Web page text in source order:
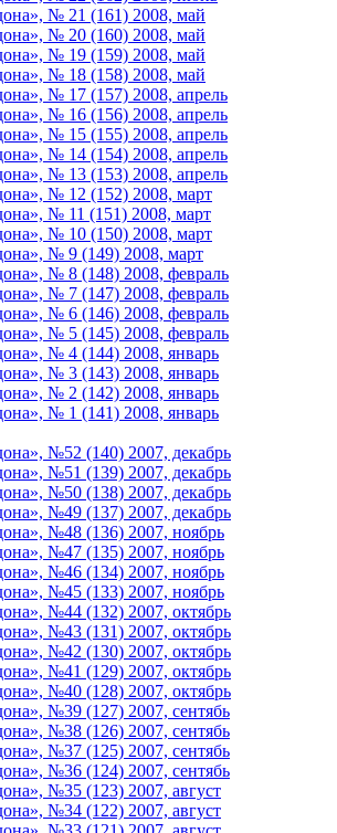
№ 21 (161) 2008, май
№ 20 (160) 2008, май
№ 19 (159) 2008, май
№ 18 (158) 2008, май
№ 17 (157) 2008, апрель
№ 16 (156) 2008, апрель
№ 15 (155) 2008, апрель
№ 14 (154) 2008, апрель
№ 13 (153) 2008, апрель
№ 12 (152) 2008, март
№ 11 (151) 2008, март
№ 10 (150) 2008, март
№ 9 (149) 2008, март
№ 8 (148) 2008, февраль
№ 7 (147) 2008, февраль
№ 6 (146) 2008, февраль
№ 5 (145) 2008, февраль
№ 4 (144) 2008, январь
№ 3 (143) 2008, январь
№ 2 (142) 2008, январь
№ 1 (141) 2008, январь
№52 (140) 2007, декабрь
№51 (139) 2007, декабрь
№50 (138) 2007, декабрь
№49 (137) 2007, декабрь
№48 (136) 2007, ноябрь
№47 (135) 2007, ноябрь
№46 (134) 2007, ноябрь
№45 (133) 2007, ноябрь
№44 (132) 2007, октябрь
№43 (131) 2007, октябрь
№42 (130) 2007, октябрь
№41 (129) 2007, октябрь
№40 (128) 2007, октябрь
№39 (127) 2007, сентябь
№38 (126) 2007, сентябь
№37 (125) 2007, сентябь
№36 (124) 2007, сентябь
№35 (123) 2007, август
№34 (122) 2007, август